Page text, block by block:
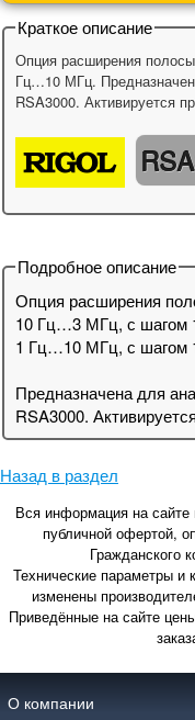
Краткое описание
Опция расширения
Гц…10 МГц.
RSA3000. Активируется
Подробное описание
Опция расширения
10 Гц…3 МГц, с шагом
1 Гц…10 МГц, с шагом
Предназначена для
RSA3000.
Назад в раздел
Вся информация на сайте
публичной офертой,
Гражданского
Технические параметры и
изменены
Приведённые на сайте
О компании